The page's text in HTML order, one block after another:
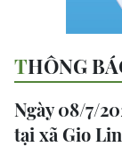
THÔNG
Ngày 08/7/
tại xã Gio